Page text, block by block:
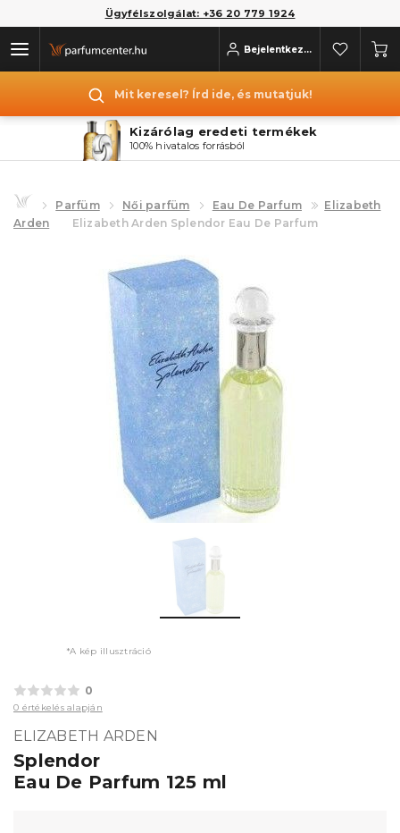
Ügyfélszolgálat: +36 20 779 1924
Bejelentkezés
Mit keresel? Írd ide, és mutatjuk!
Kizárólag eredeti termékek
100% hivatalos forrásból
Parfüm Női parfüm Eau De Parfum
Elizabeth
Arden
Elizabeth Arden Splendor Eau De Parfum
*A kép illusztráció
0
0 értékelés alapján
ELIZABETH ARDEN
Splendor
Eau De Parfum 125 ml